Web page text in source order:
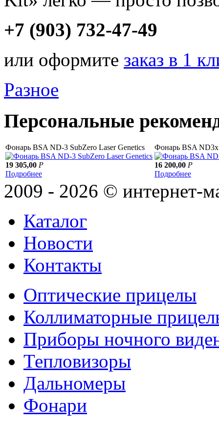
+7 (903) 732-47-49
или оформите заказ в 1
Разное
Персональные
Фонарь BSA ND-3 SubZero Laser Genetics
19 305,00 Р
Подробнее
Фонарь BSA
16 200,00 Р
Подробнее
2009 - 2026 © интернет-
Каталог
Новости
Контакты
Оптические прицелы
Коллиматорные
Приборы ночного
Тепловизоры
Дальномеры
Фонари